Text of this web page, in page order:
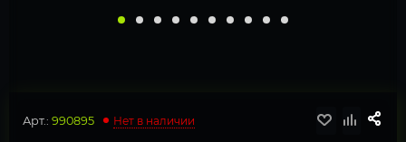
Арт.: 990895 Нет в наличии